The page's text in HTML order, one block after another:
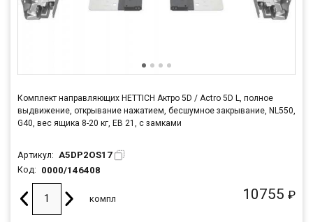
Комплект направляющих HETTICH Актро 5D / Actro 5D L, полное
выдвижение, открывание нажатием, бесшумное закрывание, NL550,
G40, вес ящика 8-20 кг, ЕВ 21, с замками
Артикул: A5DP2OS17
Код: 0000/146408
10755 ₽
компл